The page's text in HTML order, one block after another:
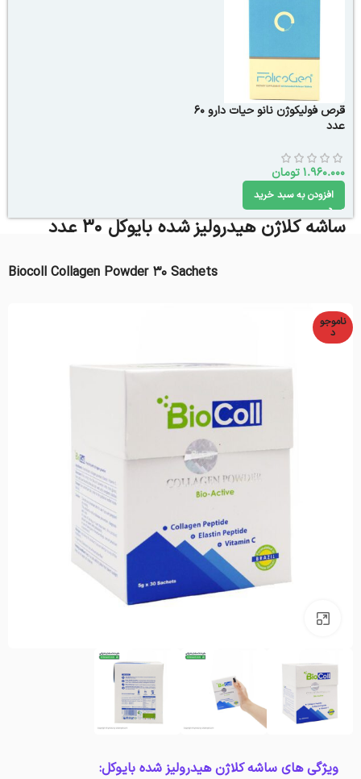
قرص فولیکوژن نانو حیات دارو 60
عدد
1.960.000تومان
افزودن به سبد خرید
ساشه کلاژن هیدرولیز شده بایوکل 30 عدد
Biocoll Collagen Powder 30 Sachets
ناموجو
د
ویژگی های ساشه کلاژن هیدرولیز شده بایوکل: